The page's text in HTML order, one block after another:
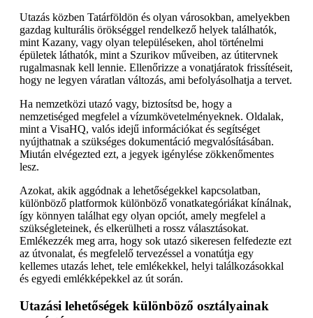
Utazás közben Tatárföldön és olyan városokban, amelyekben
gazdag kulturális örökséggel rendelkező helyek találhatók,
mint Kazany, vagy olyan településeken, ahol történelmi
épületek láthatók, mint a Szurikov műveiben, az útitervnek
rugalmasnak kell lennie. Ellenőrizze a vonatjáratok frissítéseit,
hogy ne legyen váratlan változás, ami befolyásolhatja a tervet.
Ha nemzetközi utazó vagy, biztosítsd be, hogy a
nemzetiséged megfelel a vízumkövetelményeknek. Oldalak,
mint a VisaHQ, valós idejű információkat és segítséget
nyújthatnak a szükséges dokumentáció megvalósításában.
Miután elvégezted ezt, a jegyek igénylése zökkenőmentes
lesz.
Azokat, akik aggódnak a lehetőségekkel kapcsolatban,
különböző platformok különböző vonatkategóriákat kínálnak,
így könnyen találhat egy olyan opciót, amely megfelel a
szükségleteinek, és elkerülheti a rossz választásokat.
Emlékezzék meg arra, hogy sok utazó sikeresen felfedezte ezt
az útvonalat, és megfelelő tervezéssel a vonatútja egy
kellemes utazás lehet, tele emlékekkel, helyi találkozásokkal
és egyedi emlékképekkel az út során.
Utazási lehetőségek különböző osztályainak